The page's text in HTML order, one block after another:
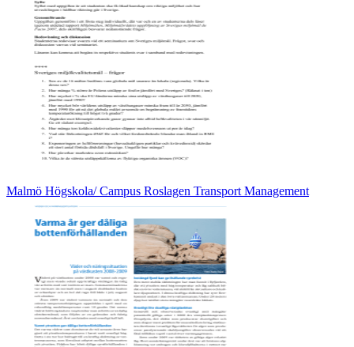
Malmö Högskola/ Campus Roslagen Transport Management